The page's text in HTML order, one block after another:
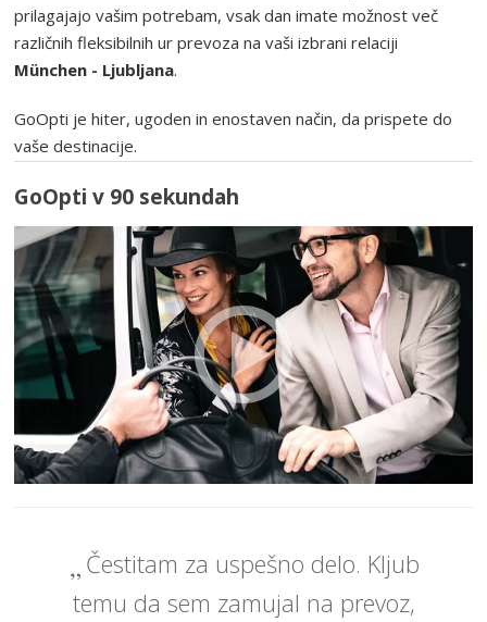
prilagajajo vašim potrebam, vsak dan imate možnost več
različnih fleksibilnih ur prevoza na vaši izbrani relaciji
München - Ljubljana.
GoOpti je hiter, ugoden in enostaven način, da prispete do
vaše destinacije.
GoOpti v 90 sekundah
Čestitam za uspešno delo. Kljub
temu da sem zamujal na prevoz,